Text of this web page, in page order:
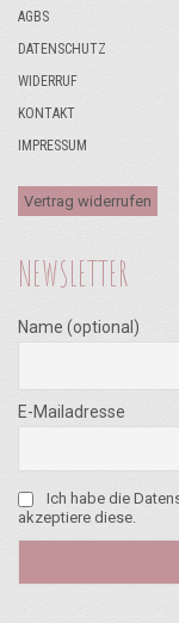
AGBS
DATENSCHUTZ
WIDERRUF
KONTAKT
IMPRESSUM
Vertrag widerrufen
NEWSLETTER
Name (optional)
E-Mailadresse
Ich habe die
akzeptiere diese.